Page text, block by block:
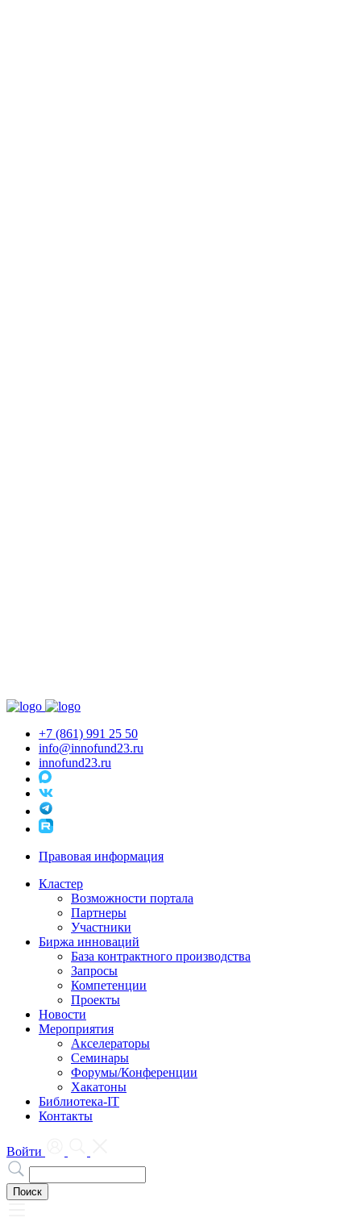
+7 (861) 991 25 50
info@innofund23.ru
innofund23.ru
Правовая информация
Кластер
Возможности портала
Партнеры
Участники
Биржа инноваций
База контрактного производства
Запросы
Компетенции
Проекты
Новости
Мероприятия
Акселераторы
Семинары
Форумы/Конференции
Хакатоны
Библиотека-IT
Контакты
Войти